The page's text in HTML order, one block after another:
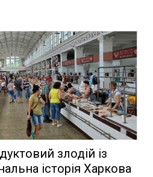
злодій із
історія Харкова